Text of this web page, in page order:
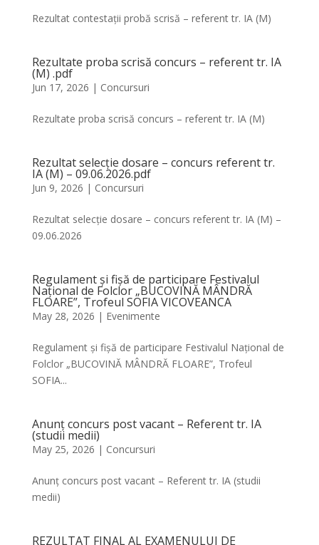
Rezultat contestații probă scrisă – referent tr. IA (M)
Rezultate proba scrisă concurs – referent tr. IA
(M) .pdf
Jun 17, 2026 | Concursuri
Rezultate proba scrisă concurs – referent tr. IA (M)
Rezultat selecție dosare – concurs referent tr.
IA (M) – 09.06.2026.pdf
Jun 9, 2026 | Concursuri
Rezultat selecție dosare – concurs referent tr. IA (M) –
09.06.2026
Regulament și fișă de participare Festivalul
Național de Folclor „BUCOVINĂ MÂNDRĂ
FLOARE”, Trofeul SOFIA VICOVEANCA
May 28, 2026 | Evenimente
Regulament și fișă de participare Festivalul Național de
Folclor „BUCOVINĂ MÂNDRĂ FLOARE”, Trofeul
SOFIA...
Anunț concurs post vacant – Referent tr. IA
(studii medii)
May 25, 2026 | Concursuri
Anunț concurs post vacant – Referent tr. IA (studii
medii)
REZULTAT FINAL AL EXAMENULUI DE